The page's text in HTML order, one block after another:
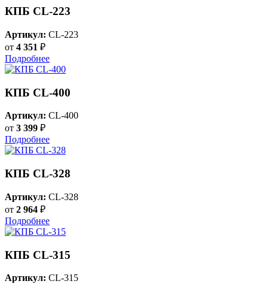
КПБ CL-223
Артикул: CL-223
от 4 351 ₽
Подробнее
КПБ CL-400
Артикул: CL-400
от 3 399 ₽
Подробнее
КПБ CL-328
Артикул: CL-328
от 2 964 ₽
Подробнее
КПБ CL-315
Артикул: CL-315